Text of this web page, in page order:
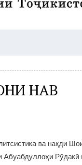
НАВ
ва нақди
Абуабдуллоҳи